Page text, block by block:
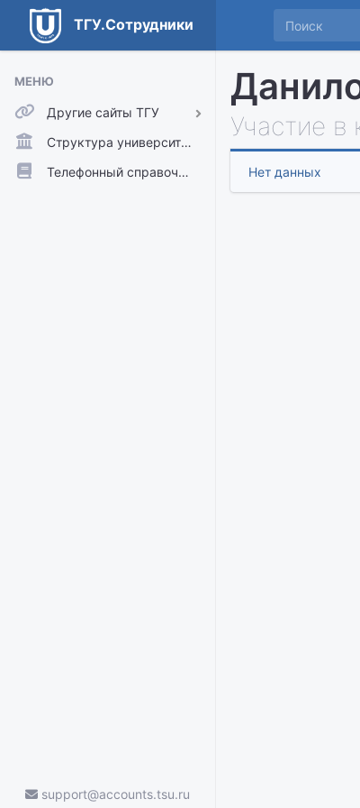
ТГУ.Сотрудники
МЕНЮ
Другие сайты ТГУ
ТГУ.Аккаунты
ТГУ.Расписание
Структура университета
Телефонный справочник
support@accounts.tsu.ru
Участие в
Нет данных